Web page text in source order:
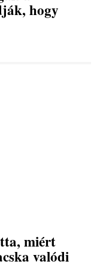
hogy
miért
valódi